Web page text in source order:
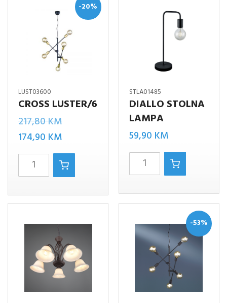
-20%
LUST03600
CROSS LUSTER/6
217,80KMIzvorna
cijena
bila
je:
174,90 KMTrenutna
cijena
je:
Cross
LUSTER/6
količina
STLA01485
DIALLO STOLNA
LAMPA
59,90 KM
DIALLO
STOLNA
LAMPA
količina
-53%